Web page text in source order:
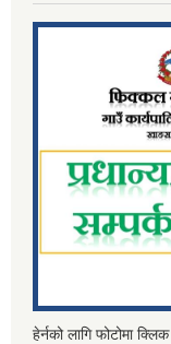
हेर्नको लागि फोटोमा